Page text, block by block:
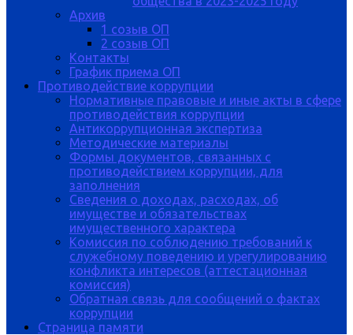
Архив
1 созыв ОП
2 созыв ОП
Контакты
График приема ОП
Противодействие коррупции
Нормативные правовые и иные акты в сфере
противодействия коррупции
Антикоррупционная экспертиза
Методические материалы
Формы документов, связанных с
противодействием коррупции, для
заполнения
Сведения о доходах, расходах, об
имуществе и обязательствах
имущественного характера
Комиссия по соблюдению требований к
служебному поведению и урегулированию
конфликта интересов (аттестационная
комиссия)
Обратная связь для сообщений о фактах
коррупции
Страница памяти